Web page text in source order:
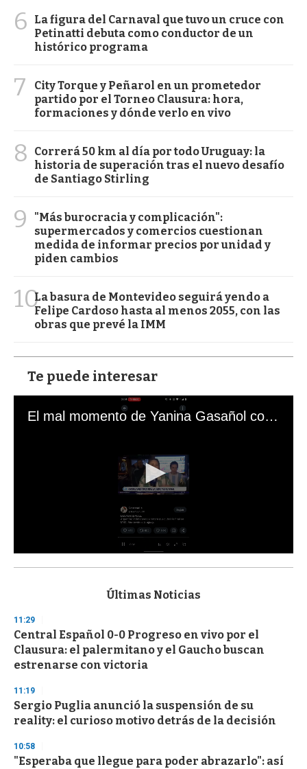
6
La figura del Carnaval que tuvo un cruce con
Petinatti debuta como conductor de un
histórico programa
7
City Torque y Peñarol en un prometedor
partido por el Torneo Clausura: hora,
formaciones y dónde verlo en vivo
8
Correrá 50 km al día por todo Uruguay: la
historia de superación tras el nuevo desafío
de Santiago Stirling
9
"Más burocracia y complicación":
supermercados y comercios cuestionan
medida de informar precios por unidad y
piden cambios
10La basura de Montevideo seguirá yendo a
Felipe Cardoso hasta al menos 2055, con las
obras que prevé la IMM
Te puede interesar
El mal momento de Yanina Gasañol con un hincha argentino en "Subrayado"
s
d
s
o
f
3
s
e
c
o
d
s
Últimas Noticias
11:29
Central Español 0-0 Progreso en vivo por el
Clausura: el palermitano y el Gaucho buscan
estrenarse con victoria
11:19
Sergio Puglia anunció la suspensión de su
reality: el curioso motivo detrás de la decisión
10:58
"Esperaba que llegue para poder abrazarlo": así